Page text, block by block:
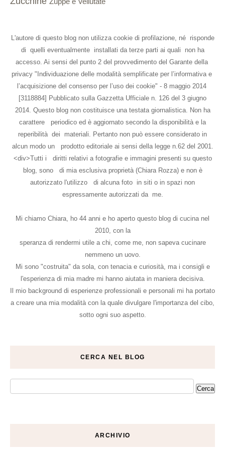
L'autore di questo blog non utilizza cookie di profilazione, né risponde
di quelli eventualmente installati da terze parti ai quali non ha
accesso. Ai sensi del punto 2 del provvedimento del Garante della
privacy "Individuazione delle modalità semplificate per l’informativa e
l’acquisizione del consenso per l’uso dei cookie" - 8 maggio 2014
[3118884] Pubblicato sulla Gazzetta Ufficiale n. 126 del 3 giugno
2014. Questo blog non costituisce una testata giornalistica. Non ha
carattere periodico ed è aggiornato secondo la disponibilità e la
reperibilità dei materiali. Pertanto non può essere considerato in
alcun modo un prodotto editoriale ai sensi della legge n.62 del 2001.
<div>Tutti i diritti relativi a fotografie e immagini presenti su questo
blog, sono di mia esclusiva proprietà (Chiara Rozza) e non è
autorizzato l'utilizzo di alcuna foto in siti o in spazi non
espressamente autorizzati da me.
Mi chiamo Chiara, ho 44 anni e ho aperto questo blog di cucina nel
2010, con la
speranza di rendermi utile a chi, come me, non sapeva cucinare
nemmeno un uovo.
Mi sono "costruita" da sola, con tenacia e curiosità, ma i consigli e
l'esperienza di mia madre mi hanno aiutata in maniera decisiva.
Il mio background di esperienze professionali e personali mi ha portato
a creare una mia modalità con la quale divulgare l'importanza del cibo,
sotto ogni suo aspetto.
CERCA NEL BLOG
ARCHIVIO